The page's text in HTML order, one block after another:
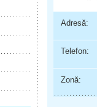
Adresă:
Telefon:
Zonă: